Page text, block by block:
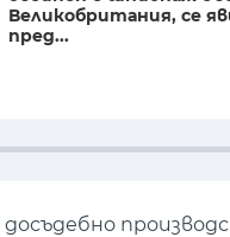
Великобритания, се
пред...